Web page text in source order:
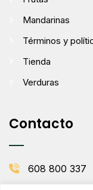
Mandarinas
Términos y
Tienda
Verduras
Contacto
608 800 337